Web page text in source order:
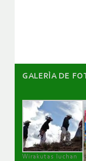
GALERÌA DE
Wirakutas luchan